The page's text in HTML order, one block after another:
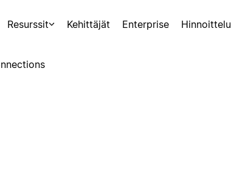
Resurssit Kehittäjät Enterprise Hinnoittelu